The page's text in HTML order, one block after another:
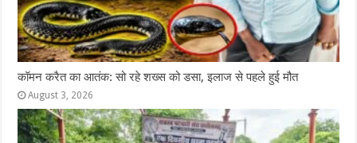
कॉमन करैत का आतंक: सो रहे शख्स को डसा, इलाज से पहले हुई मौत
August 3, 2026